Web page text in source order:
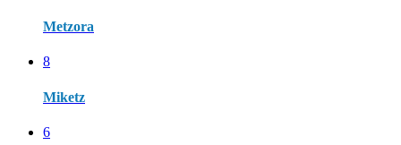
Metzora
8
Miketz
6